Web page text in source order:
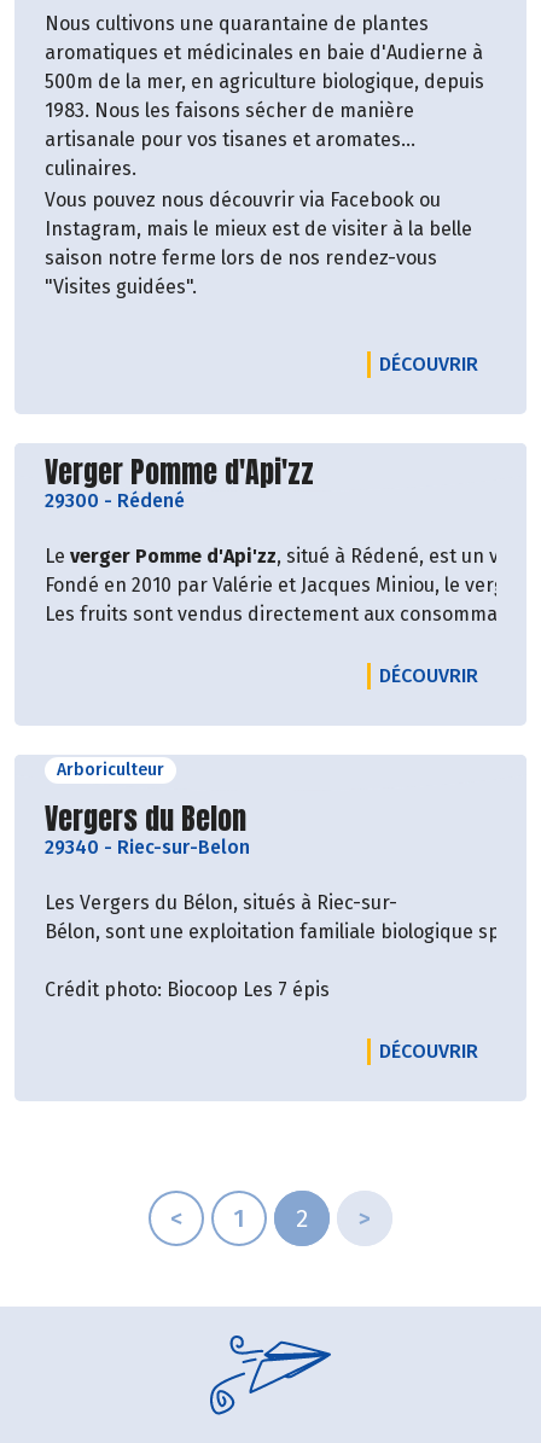
Nous cultivons une quarantaine de plantes
aromatiques et médicinales en baie d'Audierne à
500m de la mer, en agriculture biologique, depuis
1983. Nous les faisons sécher de manière
artisanale pour vos tisanes et aromates
culinaires.
Vous pouvez nous découvrir via Facebook ou
Instagram, mais le mieux est de visiter à la belle
saison notre ferme lors de nos rendez-vous
"Visites guidées".
DÉCOUVRIR
Découvrir le producteur
Verger Pomme d'Api'zz
29300 - Rédené
Le verger Pomme d'Api'zz, situé à Rédené, est un
Fondé en 2010 par Valérie et Jacques Miniou, le
Les fruits sont vendus directement aux
DÉCOUVRIR
Arboriculteur
Découvrir le producteur
Vergers du Belon
29340 - Riec-sur-Belon
Les Vergers du Bélon, situés à Riec-sur-
Bélon, sont une exploitation familiale biologique
Crédit photo: Biocoop Les 7 épis
DÉCOUVRIR
< 1 2 >